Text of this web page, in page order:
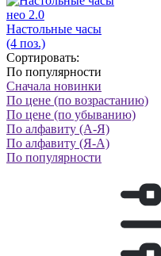
нео 2.0
Настольные часы
(4 поз.)
Сортировать:
По популярности
Сначала новинки
По цене (по возрастанию)
По цене (по убыванию)
По алфавиту (А-Я)
По алфавиту (Я-А)
По популярности